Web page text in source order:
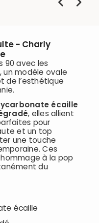
- Charly
90 avec les
, un modèle ovale
de l’esthétique
écaille
, elles allient
pour
et un top
une touche
Ces
à la pop
du
écaille